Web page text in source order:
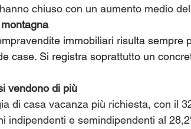
hanno chiuso con un aumento medio
immobiliari risulta sempre
case. Si registra soprattutto un
vendono di più
di casa vacanza più richiesta, con il
indipendenti e semindipendenti al